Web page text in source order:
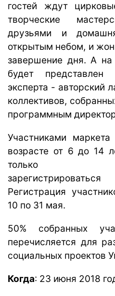
гостей ждут
творческие
друзьями и
открытым небом, и
завершение дня. А на
будет представлен
эксперта - авторский
коллективов,
программным
Участниками
возрасте от 6 до 14
только
Регистрация
10 по 31 мая.
50% собранных
перечисляется для
социальных проектов
Когда: 23 июня 2018